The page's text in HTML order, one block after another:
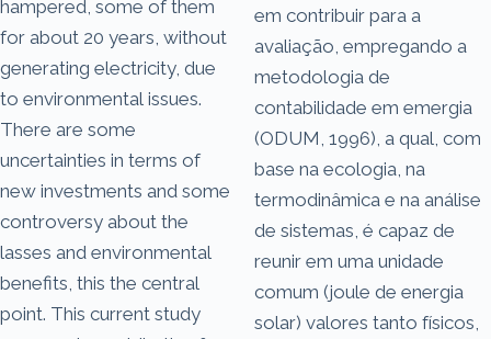
hampered, some of them
for about 20 years, without
generating electricity, due
to environmental issues.
There are some
uncertainties in terms of
new investments and some
controversy about the
lasses and environmental
benefits, this the central
point. This current study
em contribuir para a
avaliação, empregando a
metodologia de
contabilidade em emergia
(ODUM, 1996), a qual, com
base na ecologia, na
termodinâmica e na análise
de sistemas, é capaz de
reunir em uma unidade
comum (joule de energia
solar) valores tanto físicos,